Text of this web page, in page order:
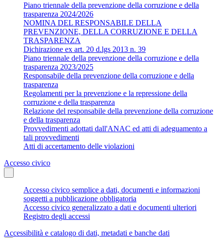
Piano triennale della prevenzione della corruzione e della
trasparenza 2024/2026
NOMINA DEL RESPONSABILE DELLA
PREVENZIONE, DELLA CORRUZIONE E DELLA
TRASPARENZA
Dichirazione ex art. 20 d.lgs 2013 n. 39
Piano triennale della prevenzione della corruzione e della
trasparenza 2023/2025
Responsabile della prevenzione della corruzione e della
trasparenza
Regolamenti per la prevenzione e la repressione della
corruzione e della trasparenza
Relazione del responsabile della prevenzione della corruzione
e della trasparenza
Provvedimenti adottati dall'ANAC ed atti di adeguamento a
tali provvedimenti
Atti di accertamento delle violazioni
Accesso civico
Accesso civico semplice a dati, documenti e informazioni
soggetti a pubblicazione obbligatoria
Accesso civico generalizzato a dati e documenti ulteriori
Registro degli accessi
Accessibilità e catalogo di dati, metadati e banche dati